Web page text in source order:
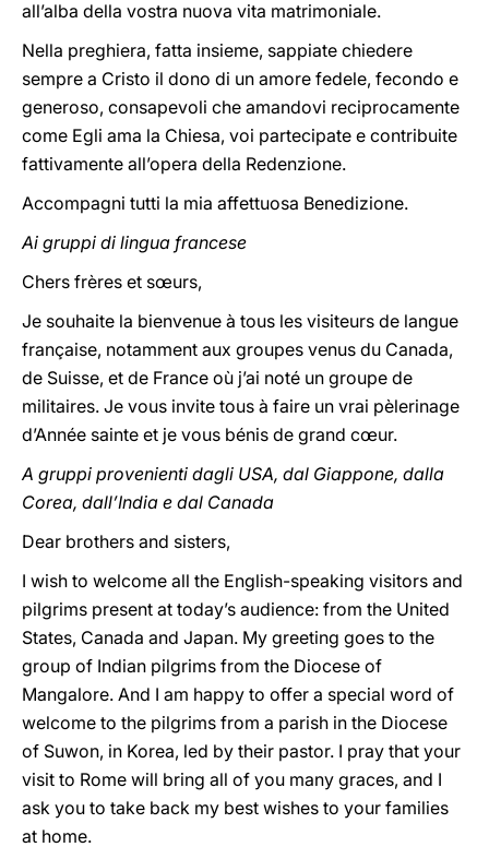
all’alba della vostra nuova vita matrimoniale.
Nella preghiera, fatta insieme, sappiate chiedere
sempre a Cristo il dono di un amore fedele, fecondo e
generoso, consapevoli che amandovi reciprocamente
come Egli ama la Chiesa, voi partecipate e contribuite
fattivamente all’opera della Redenzione.
Accompagni tutti la mia affettuosa Benedizione.
Ai gruppi di lingua francese
Chers frères et sœurs,
Je souhaite la bienvenue à tous les visiteurs de langue
française, notamment aux groupes venus du Canada,
de Suisse, et de France où j’ai noté un groupe de
militaires. Je vous invite tous à faire un vrai pèlerinage
d’Année sainte et je vous bénis de grand cœur.
A gruppi provenienti dagli USA, dal Giappone, dalla
Corea, dall’India e dal Canada
Dear brothers and sisters,
I wish to welcome all the English-speaking visitors and
pilgrims present at today’s audience: from the United
States, Canada and Japan. My greeting goes to the
group of Indian pilgrims from the Diocese of
Mangalore. And I am happy to offer a special word of
welcome to the pilgrims from a parish in the Diocese
of Suwon, in Korea, led by their pastor. I pray that your
visit to Rome will bring all of you many graces, and I
ask you to take back my best wishes to your families
at home.